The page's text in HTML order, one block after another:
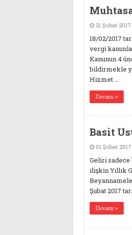
21 Şubat 2017
18/02/2017
vergi
Kanunun 4
bildirmekle
Hizmet …
Devamı »
Basit
01 Şubat 2017
Geliri sadece
ilişkin Yıllık
Şubat 2017
Devamı »